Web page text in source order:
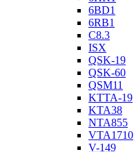
6BD1
6RB1
C8.3
ISX
QSK-19
QSK-60
QSM11
KTTA-19
KTA38
NTA855
VTA1710
V-149